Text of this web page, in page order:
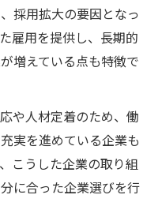
採用拡大の要因となっ
雇用を提供し、長期的
増えている点も特徴で
や人材定着のため、働
実を進めている企業も
こうした企業の取り組
に合った企業選びを行